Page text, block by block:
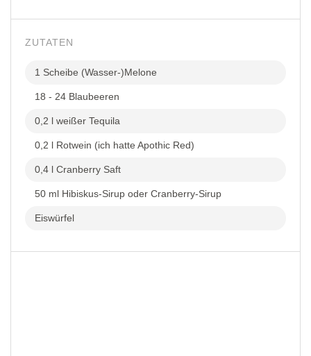
ZUTATEN
1 Scheibe (Wasser-)Melone
18 - 24 Blaubeeren
0,2 l weißer Tequila
0,2 l Rotwein (ich hatte Apothic Red)
0,4 l Cranberry Saft
50 ml Hibiskus-Sirup oder Cranberry-Sirup
Eiswürfel